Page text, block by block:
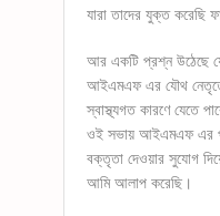
যারা তাদের যুক্ত করেছি
আর একটি প্রশ্ন উঠেছে
আইএমএফ এর যৌথ নেতৃত্বে
স্বাস্থ্যগত কারণে যেতে
ওই সভায় আইএমএফ এর
বক্তৃতা দেওয়ার সুযোগ
আমি আলাপ করেছি।